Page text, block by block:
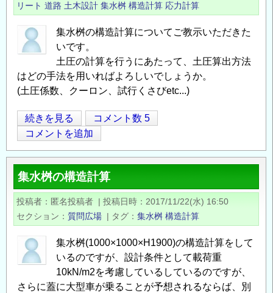
管
防
護
構
造
計
算
の
リート 道路 土木設計 集水桝 構造計算 応力計算
集水桝の構造計算についてご教示いただきた
いです。
土圧の計算を行うにあたって、土圧算出方法
はどの手法を用いればよろしいでしょうか。
(土圧係数、クーロン、試行くさびetc...)
集
水
桝
の
構
造
算
に
つ
て
続きを見る
コメント数 5
コメントを追加
集水桝の構造計算
投稿者 匿名投稿者 | 投稿日時
2017/11/22(水) 16:50
セクション
質問広場 | タグ 集水桝 構造計算
集水桝(1000×1000×H1900)の構造計算をして
いるのですが、設計条件として載荷重
10kN/m2を考慮しているしているのですが、
さらに蓋に大型車が乗ることが予想されるならば、別